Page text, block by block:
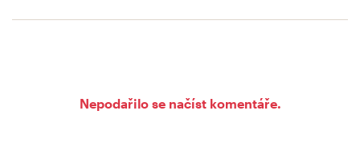
Nepodařilo se načíst komentáře.